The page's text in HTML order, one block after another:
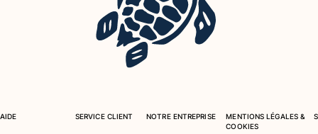
Classique stretch
Classique ultra-léger
Brodés Edition Numérotée
T-Shirts Anti UV
Prêt-à-porter
AIDE SERVICE CLIENT NOTRE ENTREPRISE
MENTIONS LÉGALES &
COOKIES